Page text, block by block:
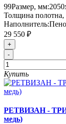
99Размер, мм:
Толщина
Наполнитель:
29 550 ₽
+
-
Купить
РЕТВИЗАН -
медь)